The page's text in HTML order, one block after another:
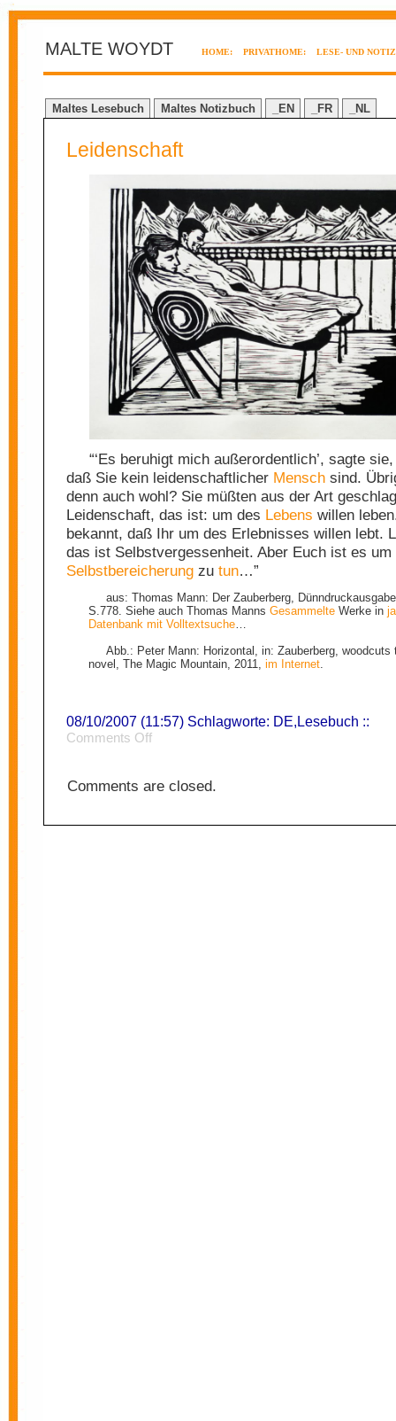
MALTE WOYDT HOME: PRIVATHOME: LESE- UND
Maltes Lesebuch Maltes Notizbuch _EN _FR _NL
Leidenschaft
“‘Es beruhigt mich außerordentlich’, sagte
daß Sie kein leidenschaftlicher Mensch sind.
denn auch wohl? Sie müßten aus der Art
Leidenschaft, das ist: um des Lebens willen
bekannt, daß Ihr um des Erlebnisses willen lebt.
das ist Selbstvergessenheit. Aber Euch ist es um
Selbstbereicherung zu tun…”
aus: Thomas Mann: Der Zauberberg,
S.778. Siehe auch Thomas Manns GesammelteWerke in
Datenbank mit Volltextsuche…
Abb.: Peter Mann: Horizontal, in: Zauberberg, woodcuts
novel, The Magic Mountain, 2011, im Internet.
08/10/2007 (11:57) Schlagworte: DE,Lesebuch ::
Comments Offon
Comments are closed.